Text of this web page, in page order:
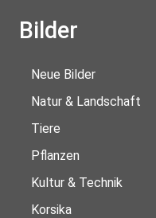
Bilder
Neue Bilder
Natur & Landschaft
Tiere
Pflanzen
Kultur & Technik
Korsika